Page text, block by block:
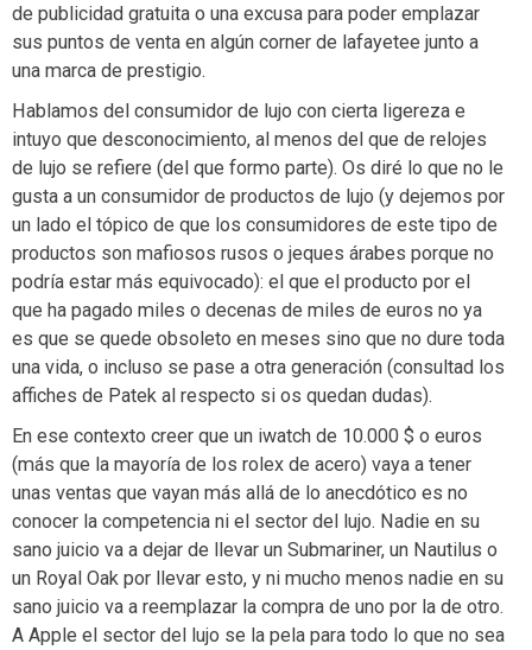
de publicidad gratuita o una excusa para poder emplazar
sus puntos de venta en algún corner de lafayetee junto a
una marca de prestigio.
Hablamos del consumidor de lujo con cierta ligereza e
intuyo que desconocimiento, al menos del que de relojes
de lujo se refiere (del que formo parte). Os diré lo que no le
gusta a un consumidor de productos de lujo (y dejemos por
un lado el tópico de que los consumidores de este tipo de
productos son mafiosos rusos o jeques árabes porque no
podría estar más equivocado): el que el producto por el
que ha pagado miles o decenas de miles de euros no ya
es que se quede obsoleto en meses sino que no dure toda
una vida, o incluso se pase a otra generación (consultad los
affiches de Patek al respecto si os quedan dudas).
En ese contexto creer que un iwatch de 10.000 $ o euros
(más que la mayoría de los rolex de acero) vaya a tener
unas ventas que vayan más allá de lo anecdótico es no
conocer la competencia ni el sector del lujo. Nadie en su
sano juicio va a dejar de llevar un Submariner, un Nautilus o
un Royal Oak por llevar esto, y ni mucho menos nadie en su
sano juicio va a reemplazar la compra de uno por la de otro.
A Apple el sector del lujo se la pela para todo lo que no sea